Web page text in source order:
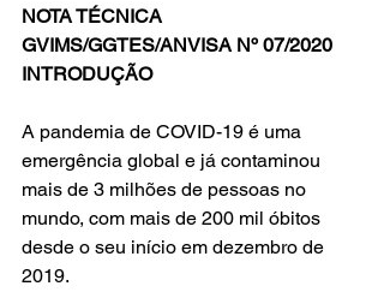
NOTA TÉCNICA
GVIMS/GGTES/ANVISA Nº 07/2020
INTRODUÇÃO
A pandemia de COVID-19 é uma
emergência global e já contaminou
mais de 3 milhões de pessoas no
mundo, com mais de 200 mil óbitos
desde o seu início em dezembro de
2019.